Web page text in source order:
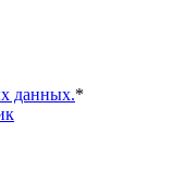
данных.*